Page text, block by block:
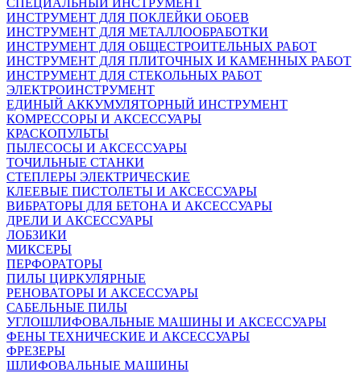
СПЕЦИАЛЬНЫЙ ИНСТРУМЕНТ
ИНСТРУМЕНТ ДЛЯ ПОКЛЕЙКИ ОБОЕВ
ИНСТРУМЕНТ ДЛЯ МЕТАЛЛООБРАБОТКИ
ИНСТРУМЕНТ ДЛЯ ОБЩЕСТРОИТЕЛЬНЫХ РАБОТ
ИНСТРУМЕНТ ДЛЯ ПЛИТОЧНЫХ И КАМЕННЫХ РАБОТ
ИНСТРУМЕНТ ДЛЯ СТЕКОЛЬНЫХ РАБОТ
ЭЛЕКТРОИНСТРУМЕНТ
ЕДИНЫЙ АККУМУЛЯТОРНЫЙ ИНСТРУМЕНТ
КОМРЕССОРЫ И АКСЕССУАРЫ
КРАСКОПУЛЬТЫ
ПЫЛЕСОСЫ И АКСЕССУАРЫ
ТОЧИЛЬНЫЕ СТАНКИ
СТЕПЛЕРЫ ЭЛЕКТРИЧЕСКИЕ
КЛЕЕВЫЕ ПИСТОЛЕТЫ И АКСЕССУАРЫ
ВИБРАТОРЫ ДЛЯ БЕТОНА И АКСЕССУАРЫ
ДРЕЛИ И АКСЕССУАРЫ
ЛОБЗИКИ
МИКСЕРЫ
ПЕРФОРАТОРЫ
ПИЛЫ ЦИРКУЛЯРНЫЕ
РЕНОВАТОРЫ И АКСЕССУАРЫ
САБЕЛЬНЫЕ ПИЛЫ
УГЛОШЛИФОВАЛЬНЫЕ МАШИНЫ И АКСЕССУАРЫ
ФЕНЫ ТЕХНИЧЕСКИЕ И АКСЕССУАРЫ
ФРЕЗЕРЫ
ШЛИФОВАЛЬНЫЕ МАШИНЫ